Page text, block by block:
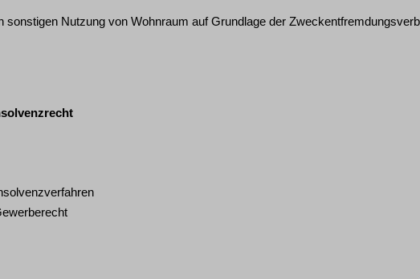
sonstigen Nutzung von Wohnraum auf Grundlage der